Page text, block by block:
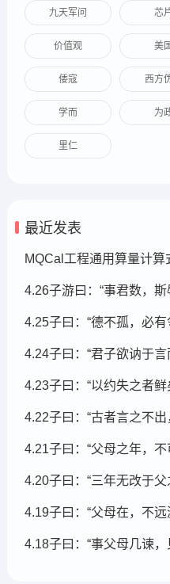
九天军问 芯
价值观 美
倭寇 西方
学而 为
里仁
最近发表
4.26子游曰：“事君数，
4.25子曰：“德不孤，必有
4.24子曰：“君子欲讷于言
4.23子曰：“以约失之者鲜
4.22子曰：“古者言之不出
4.20子曰：“三年无改于
4.19子曰：“父母在，不